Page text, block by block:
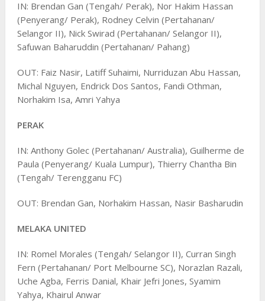
IN: Brendan Gan (Tengah/ Perak), Nor Hakim Hassan
(Penyerang/ Perak), Rodney Celvin (Pertahanan/
Selangor II), Nick Swirad (Pertahanan/ Selangor II),
Safuwan Baharuddin (Pertahanan/ Pahang)
OUT: Faiz Nasir, Latiff Suhaimi, Nurriduzan Abu Hassan,
Michal Nguyen, Endrick Dos Santos, Fandi Othman,
Norhakim Isa, Amri Yahya
PERAK
IN: Anthony Golec (Pertahanan/ Australia), Guilherme de
Paula (Penyerang/ Kuala Lumpur), Thierry Chantha Bin
(Tengah/ Terengganu FC)
OUT: Brendan Gan, Norhakim Hassan, Nasir Basharudin
MELAKA UNITED
IN: Romel Morales (Tengah/ Selangor II), Curran Singh
Fern (Pertahanan/ Port Melbourne SC), Norazlan Razali,
Uche Agba, Ferris Danial, Khair Jefri Jones, Syamim
Yahya, Khairul Anwar